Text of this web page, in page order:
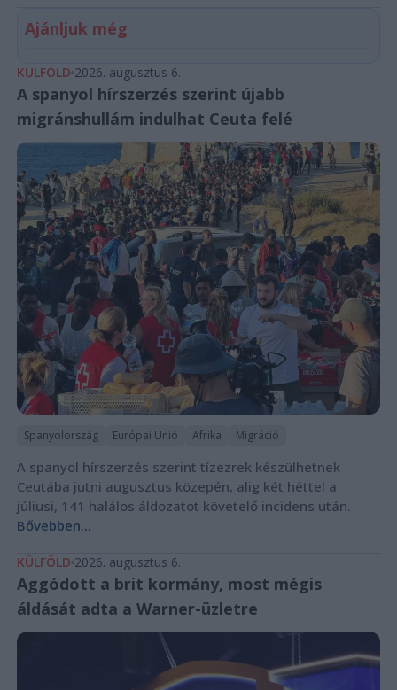
Ajánljuk még
KÜLFÖLD 2026. augusztus 6.
A spanyol hírszerzés szerint újabb
migránshullám indulhat Ceuta felé
Spanyolország Európai Unió Afrika Migráció
A spanyol hírszerzés szerint tízezrek készülhetnek
Ceutába jutni augusztus közepén, alig két héttel a
júliusi, 141 halálos áldozatot követelő incidens után.
Bővebben...
KÜLFÖLD 2026. augusztus 6.
Aggódott a brit kormány, most mégis
áldását adta a Warner-üzletre